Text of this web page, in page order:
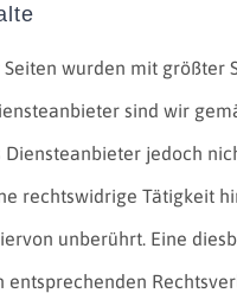
wurden mit
sind wir
Diensteanbieter jedoch
rechtswidrige Tätigkeit
unberührt. Eine
entsprechenden